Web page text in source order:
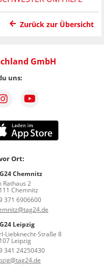
Zurück zur Übersicht
GmbH
uns:
Ort:
Chemnitz
Rathaus 2
Chemnitz
371 6906600
Leipzig
Liebknecht-Straße 8
Leipzig
341 24250430